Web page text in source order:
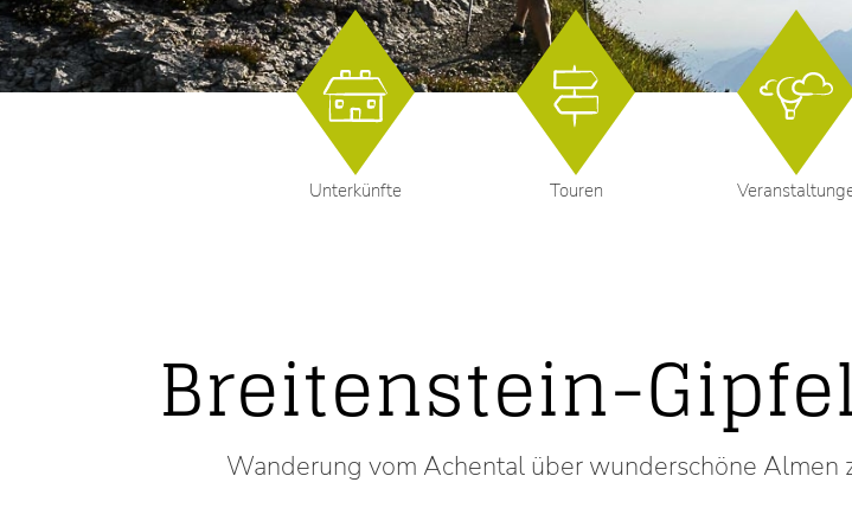
Unterkünfte Touren
Breitenstein-
Wanderung vom Achental über wunderschöne